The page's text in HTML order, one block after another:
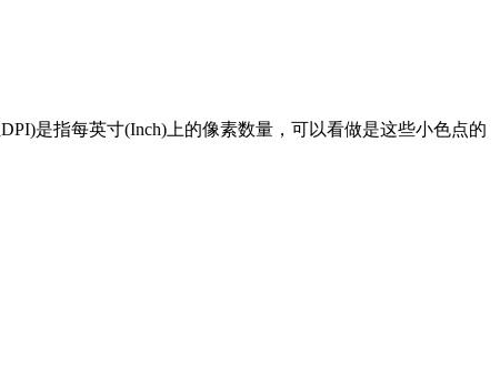
是指每英寸(Inch)上的像素数量，可以看做是这些小色点的